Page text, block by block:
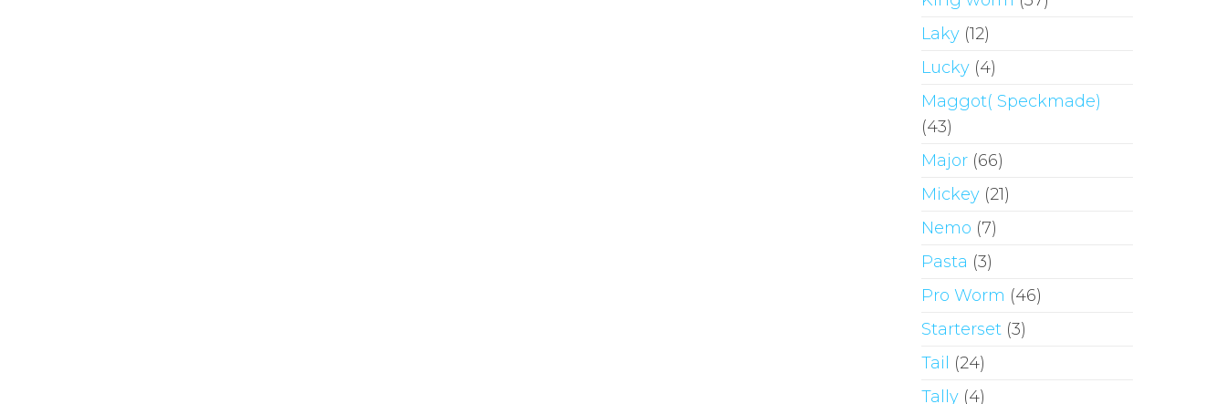
Laky (12)
Lucky (4)
Maggot( Speckmade)
(43)
Major (66)
Mickey (21)
Nemo (7)
Pasta (3)
Pro Worm (46)
Starterset (3)
Tail
(24)
Tally (4)